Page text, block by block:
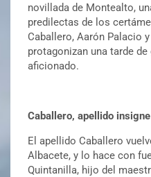
novillada de Montealto,
predilectas de los
Caballero, Aarón Palacio
protagonizan una tarde de
aficionado.
Caballero, apellido
El apellido Caballero
Albacete, y lo hace con
Quintanilla, hijo del